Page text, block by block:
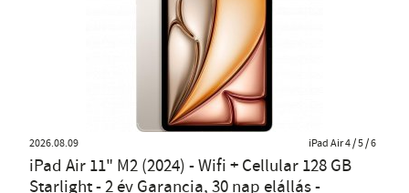
2026.08.09 iPad Air 4 / 5 / 6
iPad Air 11" M2 (2024) - Wifi + Cellular 128 GB
Starlight - 2 év Garancia, 30 nap elállás -